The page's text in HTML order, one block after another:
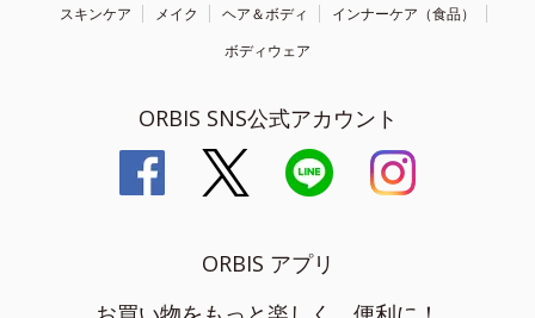
スキンケア メイク ヘア＆ボディ
インナーケア（食品）
ボディウェア
ORBIS SNS公式アカウント
ORBIS アプリ